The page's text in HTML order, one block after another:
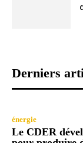
Derniers
énergie
Le CDER